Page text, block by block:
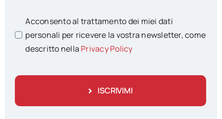
Acconsento al trattamento dei miei dati
personali per ricevere la vostra newsletter, come
descritto nella Privacy Policy
ISCRIVIMI